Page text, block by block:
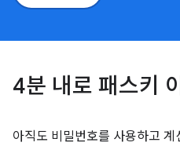
4분 내로 패스키
아직도 비밀번호를 사용하고